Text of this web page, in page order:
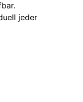
jeder